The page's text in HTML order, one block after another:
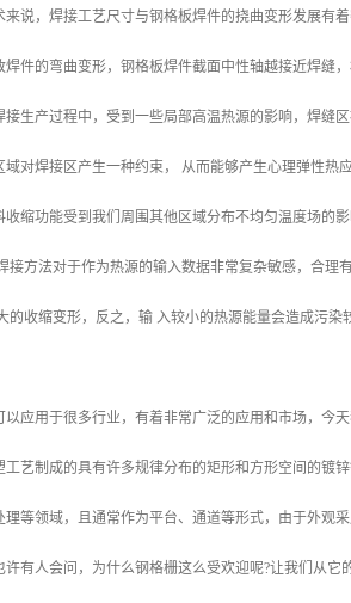
说，焊接工艺尺寸与钢格板焊件的挠曲变形发展有
件的弯曲变形，钢格板焊件截面中性轴越接近焊缝
生产过程中，受到一些局部高温热源的影响，焊缝
对焊接区产生一种约束， 从而能够产生心理弹性热
缩功能受到我们周围其他区域分布不均匀温度场的
方法对于作为热源的输入数据非常复杂敏感，合理
收缩变形，反之，输 入较小的热源能量会造成污
应用于很多行业，有着非常广泛的应用和市场，今
艺制成的具有许多规律分布的矩形和方形空间的镀
等领域，且通常作为平台、通道等形式，由于外观
有人会问，为什么钢格栅这么受欢迎呢?让我们从它